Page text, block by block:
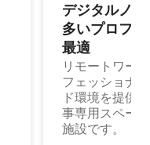
デジタルノ
多⁠いプ⁠ロ⁠フ⁠
最⁠適
リモートワー
フェッショナ
ド環境を提供
事専用スペー
施設です。